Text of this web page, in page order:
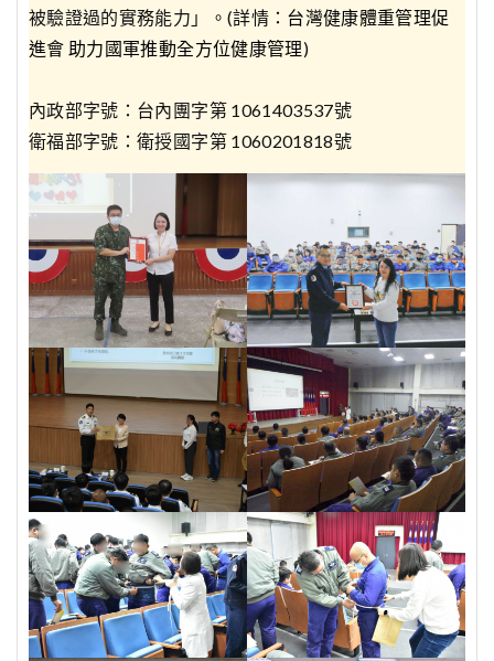
被驗證過的實務能力」。(詳情： 台灣健康體重管理促
進會 助力國軍推動全方位健康管理)
內政部字號：台內團字第 1061403537號
衛福部字號：衛授國字第 1060201818號